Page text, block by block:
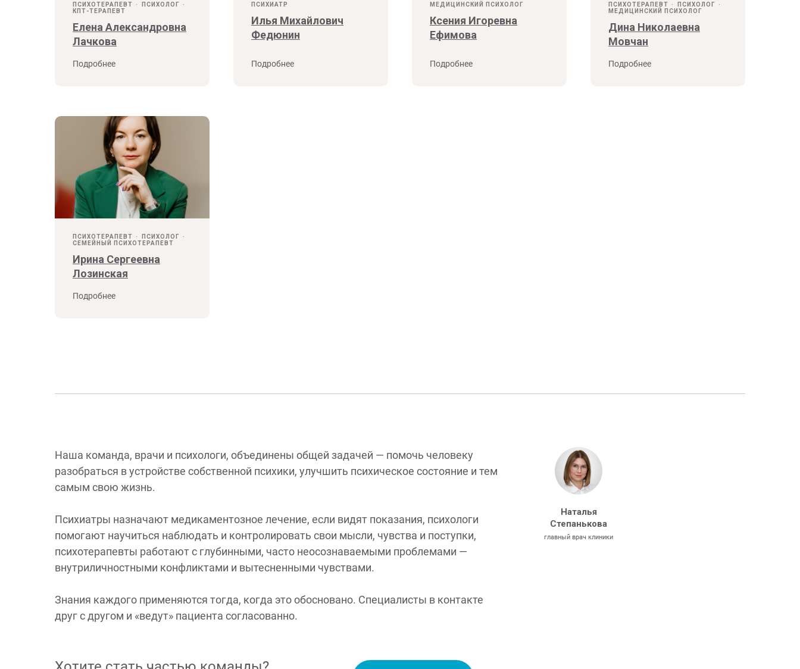
ПСИХОТЕРАПЕВТ
ПСИХОЛОГ
КПТ-ТЕРАПЕВТ
Елена Александровна
Лачкова
Подробнее
ПСИХИАТР
Илья Михайлович
Федюнин
Подробнее
МЕДИЦИНСКИЙ ПСИХОЛОГ
Ксения Игоревна
Ефимова
Подробнее
ПСИХОТЕРАПЕВТ
ПСИХОЛОГ
МЕДИЦИНСКИЙ ПСИХОЛОГ
Дина Николаевна
Мовчан
Подробнее
ПСИХОТЕРАПЕВТ
ПСИХОЛОГ
СЕМЕЙНЫЙ ПСИХОТЕРАПЕВТ
Ирина Сергеевна
Лозинская
Подробнее
Наша команда, врачи и психологи, объединены общей задачей — помочь человеку
разобраться в устройстве собственной психики, улучшить психическое состояние и тем
самым свою жизнь.
Психиатры назначают медикаментозное лечение, если видят показания, психологи
помогают научиться наблюдать и контролировать свои мысли, чувства и поступки,
психотерапевты работают с глубинными, часто неосознаваемыми проблемами —
внутриличностными конфликтами и вытесненными чувствами.
Знания каждого применяются тогда, когда это обосновано. Специалисты в контакте
друг с другом и «ведут» пациента согласованно.
Наталья
Степанькова
главный врач клиники